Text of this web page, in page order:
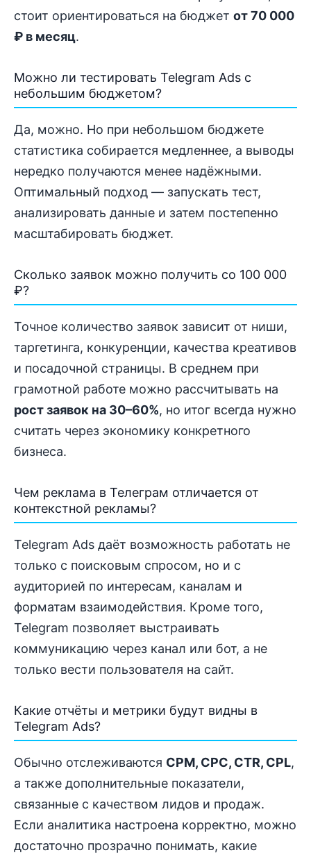
стоит ориентироваться на бюджет от 70 000
₽ в месяц.
Можно ли тестировать Telegram Ads с
небольшим бюджетом?
Да, можно. Но при небольшом бюджете
статистика собирается медленнее, а выводы
нередко получаются менее надёжными.
Оптимальный подход — запускать тест,
анализировать данные и затем постепенно
масштабировать бюджет.
Сколько заявок можно получить со 100 000
₽?
Точное количество заявок зависит от ниши,
таргетинга, конкуренции, качества креативов
и посадочной страницы. В среднем при
грамотной работе можно рассчитывать на
рост заявок на 30–60%, но итог всегда нужно
считать через экономику конкретного
бизнеса.
Чем реклама в Телеграм отличается от
контекстной рекламы?
Telegram Ads даёт возможность работать не
только с поисковым спросом, но и с
аудиторией по интересам, каналам и
форматам взаимодействия. Кроме того,
Telegram позволяет выстраивать
коммуникацию через канал или бот, а не
только вести пользователя на сайт.
Какие отчёты и метрики будут видны в
Telegram Ads?
Обычно отслеживаются CPM, CPC, CTR, CPL,
а также дополнительные показатели,
связанные с качеством лидов и продаж.
Если аналитика настроена корректно, можно
достаточно прозрачно понимать, какие